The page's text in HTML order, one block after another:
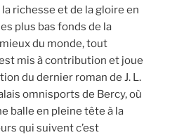
richesse et de la gloire en
plus bas fonds de la
du monde, tout
mis à contribution et joue
du dernier roman de J. L.
omnisports de Bercy, où
balle en pleine tête à la
qui suivent c’est